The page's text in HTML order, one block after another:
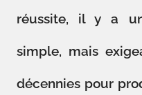
réussite, il y a
simple, mais
décennies pour